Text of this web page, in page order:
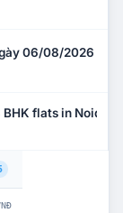
06/08/2026
flats in Noida?